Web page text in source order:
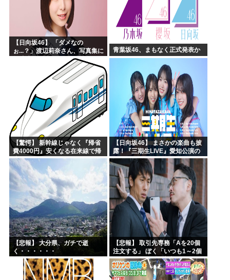
【日向坂46】 「ダメなの
ぉ...？」渡辺莉奈さん、写真集に
青葉坂46、まもなく正式発表か
【驚愕】 新幹線じゃなく『帰省
費4000円』安くなる在来線で帰
省した結果ｗｗｗｗｗ
【日向坂46】 まさかの楽曲も披
露！『三期生LIVE』愛知公演の
レポがこちら
【悲報】 大分県、ガチで逝
く・・・・・・
【悲報】 取引先専務「Aを20個
注文する」 ぼく「いつも1～2個
しか使わないけど本当に20であ
ってる？」 取専「あってる」→
結果『こう』なったんだが...